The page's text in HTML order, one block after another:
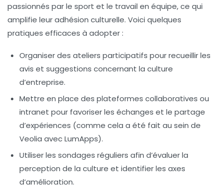
passionnés par le sport et le travail en équipe, ce qui
amplifie leur adhésion culturelle. Voici quelques
pratiques efficaces à adopter :
Organiser des ateliers participatifs pour recueillir les
avis et suggestions concernant la culture
d’entreprise.
Mettre en place des plateformes collaboratives ou
intranet pour favoriser les échanges et le partage
d’expériences (comme cela a été fait au sein de
Veolia avec LumApps).
Utiliser les sondages réguliers afin d’évaluer la
perception de la culture et identifier les axes
d’amélioration.